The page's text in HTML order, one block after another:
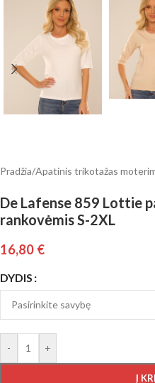
Pradžia/Apatinis trikotažas
De Lafense 859 Lottie
rankovėmis S-2XL
16,80 €
DYDIS
- +
Į